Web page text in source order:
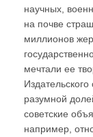
научных,
на почве
миллионов
мечтали ее
разумной
советские
например,